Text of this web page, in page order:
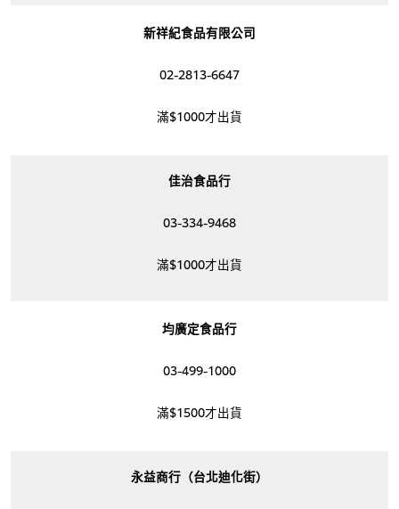
新祥紀食品有限公司
02-2813-6647
滿$1000才出貨
佳治食品行
03-334-9468
滿$1000才出貨
均廣定食品行
03-499-1000
滿$1500才出貨
永益商行（台北迪化街）